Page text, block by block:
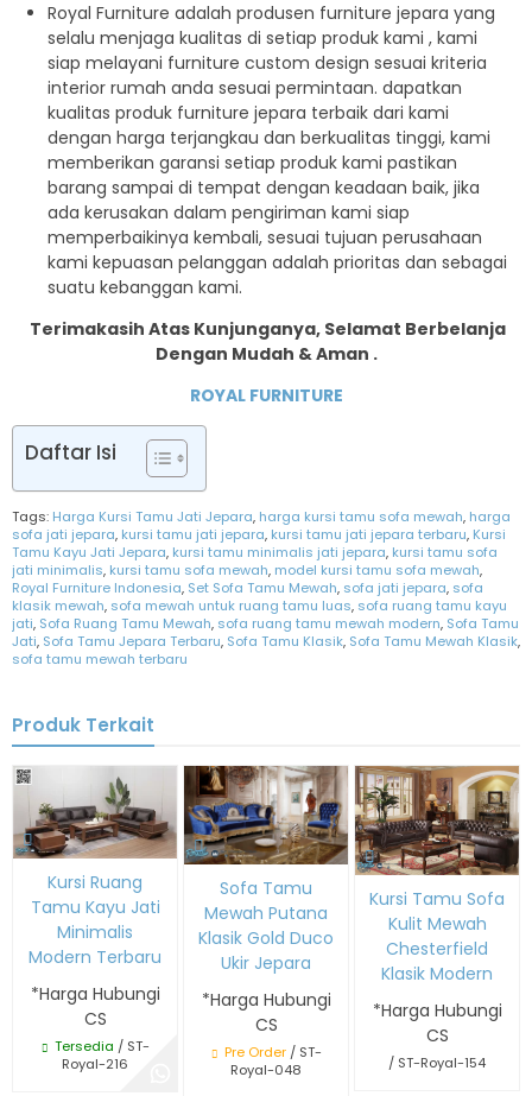
Royal Furniture adalah produsen furniture jepara yang
selalu menjaga kualitas di setiap produk kami , kami
siap melayani furniture custom design sesuai kriteria
interior rumah anda sesuai permintaan. dapatkan
kualitas produk furniture jepara terbaik dari kami
dengan harga terjangkau dan berkualitas tinggi, kami
memberikan garansi setiap produk kami pastikan
barang sampai di tempat dengan keadaan baik, jika
ada kerusakan dalam pengiriman kami siap
memperbaikinya kembali, sesuai tujuan perusahaan
kami kepuasan pelanggan adalah prioritas dan sebagai
suatu kebanggan kami.
Terimakasih Atas Kunjunganya, Selamat Berbelanja
Dengan Mudah & Aman .
ROYAL FURNITURE
Daftar Isi
Tags: Harga Kursi Tamu Jati Jepara, harga kursi tamu sofa mewah, harga
sofa jati jepara, kursi tamu jati jepara, kursi tamu jati jepara terbaru, Kursi
Tamu Kayu Jati Jepara, kursi tamu minimalis jati jepara, kursi tamu sofa
jati minimalis, kursi tamu sofa mewah, model kursi tamu sofa mewah,
Royal Furniture Indonesia, Set Sofa Tamu Mewah, sofa jati jepara, sofa
klasik mewah, sofa mewah untuk ruang tamu luas, sofa ruang tamu kayu
jati, Sofa Ruang Tamu Mewah, sofa ruang tamu mewah modern, Sofa Tamu
Jati, Sofa Tamu Jepara Terbaru, Sofa Tamu Klasik, Sofa Tamu Mewah Klasik,
sofa tamu mewah terbaru
Produk Terkait
Kursi Ruang
Tamu Kayu Jati
Minimalis
Modern Terbaru
*Harga Hubungi
CS
Tersedia / ST-
Royal-216
Sofa Tamu
Mewah Putana
Klasik Gold Duco
Ukir Jepara
*Harga Hubungi
CS
Pre Order/ ST-
Royal-048
Kursi Tamu Sofa
Kulit Mewah
Chesterfield
Klasik Modern
*Harga Hubungi
CS
/ ST-Royal-154